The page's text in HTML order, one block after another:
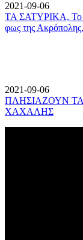
2021-09-06
ΤΑ ΣΑΤΥΡΙΚΑ, Το
φως της
2021-09-06
ΠΛΗΣΙΑΖΟΥΝ ΤΑ
ΧΑΧΑΛΗΣ